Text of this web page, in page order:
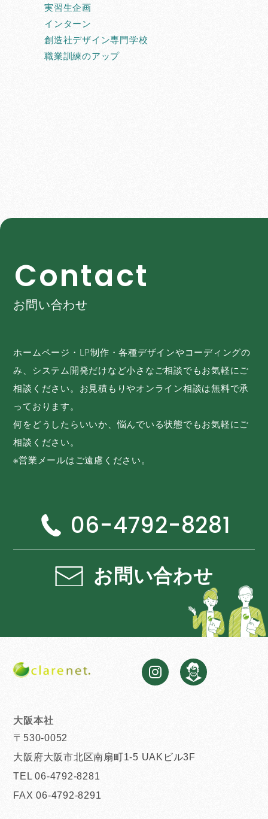
実習生企画
インターン
創造社デザイン専門学校
職業訓練のアップ
Contact
お問い合わせ
ホームページ・LP制作・各種デザインやコーディングの
み、システム開発だけなど小さなご相談でもお気軽にご
相談ください。お見積もりやオンライン相談は無料で承
っております。
何をどうしたらいいか、悩んでいる状態でもお気軽にご
相談ください。
※営業メールはご遠慮ください。
06-4792-8281
お問い合わせ
大阪本社
〒530-0052
大阪府大阪市北区南扇町1-5 UAKビル3F
TEL 06-4792-8281
FAX 06-4792-8291